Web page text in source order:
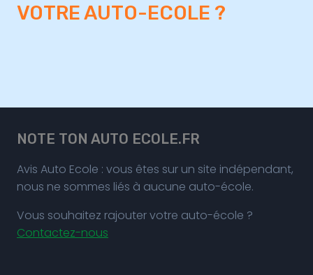
VOTRE AUTO-ECOLE ?
NOTE TON AUTO ECOLE.FR
Avis Auto Ecole : vous êtes sur un site indépendant,
nous ne sommes liés à aucune auto-école.
Vous souhaitez rajouter votre auto-école ?
Contactez-nous